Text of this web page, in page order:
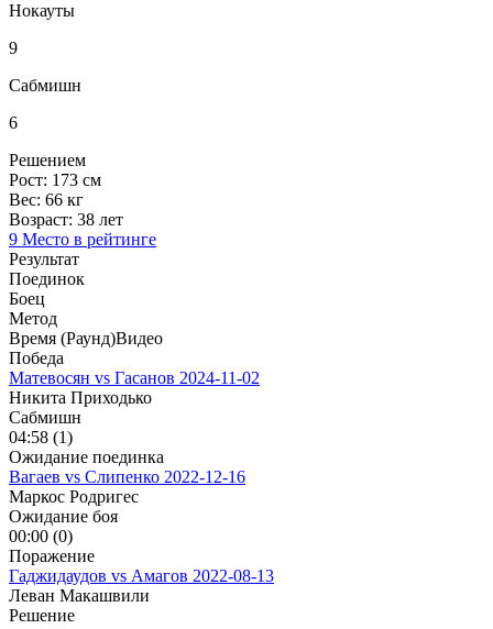
Нокауты
9
Сабмишн
6
Решением
Рост: 173 см
Вес: 66 кг
Возраст: 38 лет
9 Место в рейтинге
Результат
Поединок
Боец
Метод
Время (Раунд)Видео
Победа
Матевосян vs Гасанов 2024-11-02
Никита Приходько
Сабмишн
04:58 (1)
Ожидание поединка
Вагаев vs Слипенко 2022-12-16
Маркос Родригес
Ожидание боя
00:00 (0)
Поражение
Гаджидаудов vs Амагов 2022-08-13
Леван Макашвили
Решение